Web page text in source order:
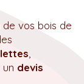
de vos bois de
devis